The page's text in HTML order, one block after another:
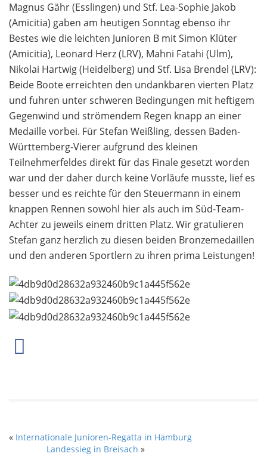
Magnus Gähr (Esslingen) und Stf. Lea-Sophie Jakob
(Amicitia) gaben am heutigen Sonntag ebenso ihr
Bestes wie die leichten Junioren B mit Simon Klüter
(Amicitia), Leonard Herz (LRV), Mahni Fatahi (Ulm),
Nikolai Hartwig (Heidelberg) und Stf. Lisa Brendel (LRV):
Beide Boote erreichten den undankbaren vierten Platz
und fuhren unter schweren Bedingungen mit heftigem
Gegenwind und strömendem Regen knapp an einer
Medaille vorbei. Für Stefan Weißling, dessen Baden-
Württemberg-Vierer aufgrund des kleinen
Teilnehmerfeldes direkt für das Finale gesetzt worden
war und der daher durch keine Vorläufe musste, lief es
besser und es reichte für den Steuermann in einem
knappen Rennen sowohl hier als auch im Süd-Team-
Achter zu jeweils einem dritten Platz. Wir gratulieren
Stefan ganz herzlich zu diesen beiden Bronzemedaillen
und den anderen Sportlern zu ihren prima Leistungen!
« Internationale Junioren-Regatta in Hamburg
Landessieg in Breisach »